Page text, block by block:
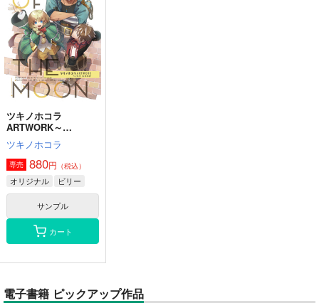
ツキノホコラ
ARTWORK～
2023Summer
ツキノホコラ
専売 880円 （税込）
オリジナル ビリー
サンプル
カート
電子書籍 ピックアップ作品